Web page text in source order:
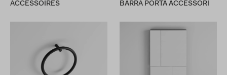
ACCESSOIRES BARRA PORTA ACCESSORI